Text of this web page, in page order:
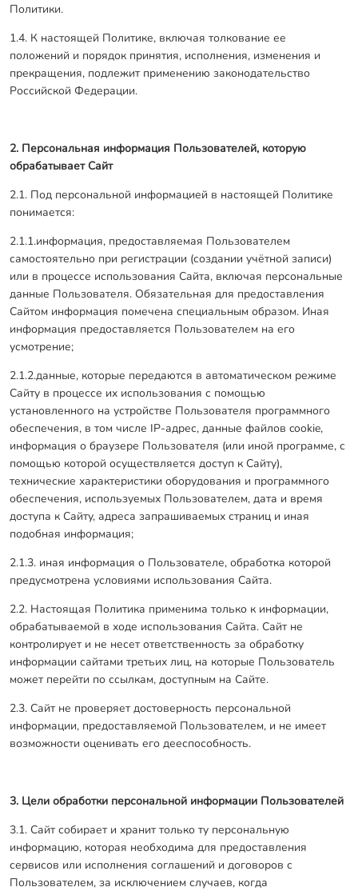
Политики.
1.4. К настоящей Политике, включая толкование ее
положений и порядок принятия, исполнения, изменения и
прекращения, подлежит применению законодательство
Российской Федерации.
2. Персональная информация Пользователей, которую
обрабатывает Сайт
2.1. Под персональной информацией в настоящей Политике
понимается:
2.1.1.информация, предоставляемая Пользователем
самостоятельно при регистрации (создании учётной записи)
или в процессе использования Сайта, включая персональные
данные Пользователя. Обязательная для предоставления
Сайтом информация помечена специальным образом. Иная
информация предоставляется Пользователем на его
усмотрение;
2.1.2.данные, которые передаются в автоматическом режиме
Сайту в процессе их использования с помощью
установленного на устройстве Пользователя программного
обеспечения, в том числе IP-адрес, данные файлов cookie,
информация о браузере Пользователя (или иной программе, с
помощью которой осуществляется доступ к Сайту),
технические характеристики оборудования и программного
обеспечения, используемых Пользователем, дата и время
доступа к Сайту, адреса запрашиваемых страниц и иная
подобная информация;
2.1.3. иная информация о Пользователе, обработка которой
предусмотрена условиями использования Сайта.
2.2. Настоящая Политика применима только к информации,
обрабатываемой в ходе использования Сайта. Сайт не
контролирует и не несет ответственность за обработку
информации сайтами третьих лиц, на которые Пользователь
может перейти по ссылкам, доступным на Сайте.
2.3. Сайт не проверяет достоверность персональной
информации, предоставляемой Пользователем, и не имеет
возможности оценивать его дееспособность.
3. Цели обработки персональной информации Пользователей
3.1. Сайт собирает и хранит только ту персональную
информацию, которая необходима для предоставления
сервисов или исполнения соглашений и договоров с
Пользователем, за исключением случаев, когда